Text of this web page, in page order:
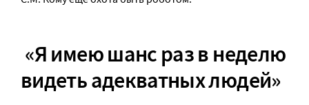
«Я имею шанс раз в неделю
видеть адекватных людей»